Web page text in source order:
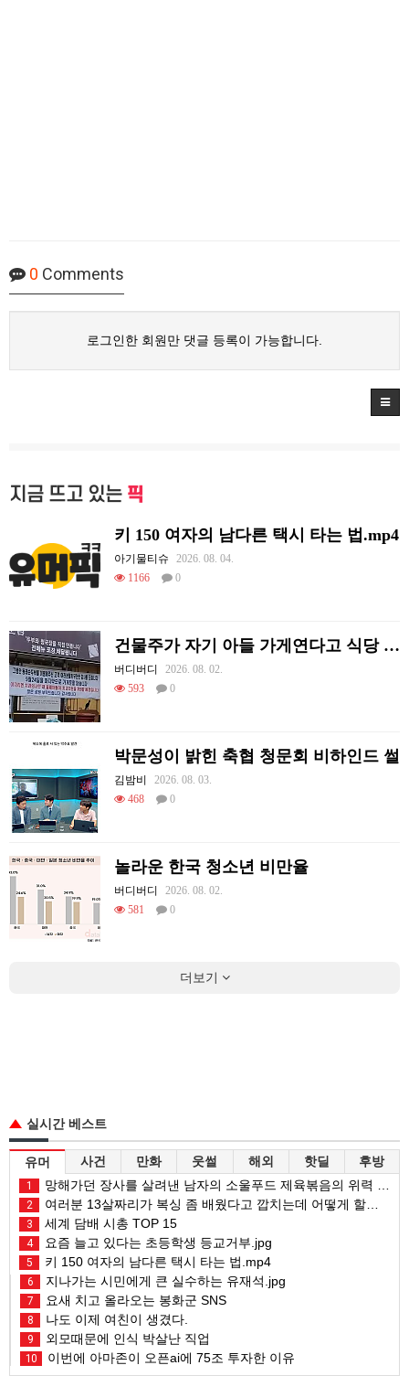
0 Comments
로그인한 회원만 댓글 등록이 가능합니다.
지금 뜨고 있는 픽
키 150 여자의 남다른 택시 타는 법.mp4
아기물티슈
2026. 08. 04.
1166
0
건물주가 자기 아들 가게연다고 식당 폐업시킴
버디버디
2026. 08. 02.
593
0
박문성이 밝힌 축협 청문회 비하인드 썰
김밤비
2026. 08. 03.
468
0
놀라운 한국 청소년 비만율
버디버디
2026. 08. 02.
581
0
더보기
실시간 베스트
유머 사건 만화 웃썰 해외 핫딜 후방
1 망해가던 장사를 살려낸 남자의 소울푸드 제육볶음의 위력 ㅋㅋ
2 여러분 13살짜리가 복싱 좀 배웠다고 깝치는데 어떻게 할까요?
3 세계 담배 시총 TOP 15
4 요즘 늘고 있다는 초등학생 등교거부.jpg
5 키 150 여자의 남다른 택시 타는 법.mp4
6 지나가는 시민에게 큰 실수하는 유재석.jpg
7 요새 치고 올라오는 봉화군 SNS
8 나도 이제 여친이 생겼다.
9 외모때문에 인식 박살난 직업
10 이번에 아마존이 오픈ai에 75조 투자한 이유